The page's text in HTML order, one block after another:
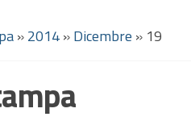
»2014»Dicembre » 19